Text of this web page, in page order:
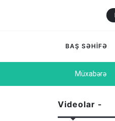
BAŞ SƏHİFƏ
Müxabərə
Videolar -